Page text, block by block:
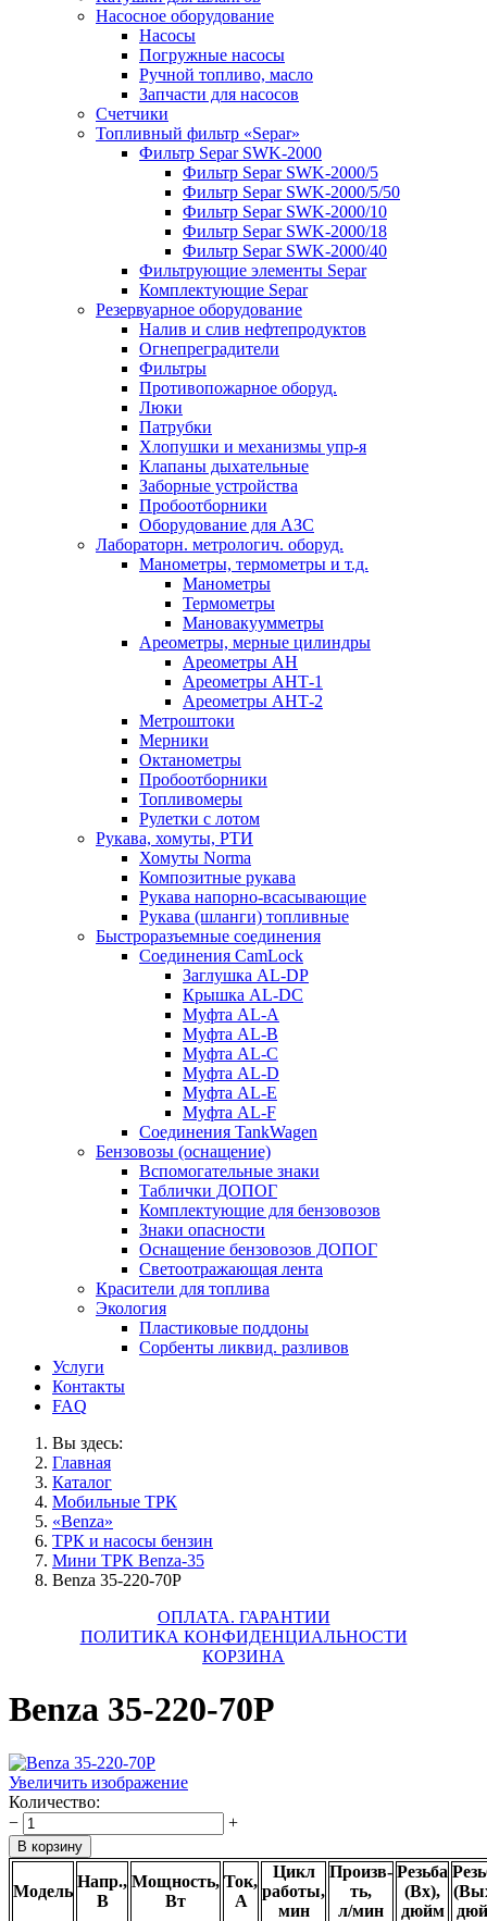
Насосное оборудование
Насосы
Погружные насосы
Ручной топливо, масло
Запчасти для насосов
Счетчики
Топливный фильтр «Separ»
Фильтр Separ SWK-2000
Фильтр Separ SWK-2000/5
Фильтр Separ SWK-2000/5/50
Фильтр Separ SWK-2000/10
Фильтр Separ SWK-2000/18
Фильтр Separ SWK-2000/40
Фильтрующие элементы Separ
Комплектующие Separ
Резервуарное оборудование
Налив и слив нефтепродуктов
Огнепреградители
Фильтры
Противопожарное оборуд.
Люки
Патрубки
Хлопушки и механизмы упр-я
Клапаны дыхательные
Заборные устройства
Пробоотборники
Оборудование для АЗС
Лабораторн. метрологич. оборуд.
Манометры, термометры и т.д.
Манометры
Термометры
Мановакуумметры
Ареометры, мерные цилиндры
Ареометры АН
Ареометры АНТ-1
Ареометры АНТ-2
Метроштоки
Мерники
Октанометры
Пробоотборники
Топливомеры
Рулетки с лотом
Рукава, хомуты, РТИ
Хомуты Norma
Композитные рукава
Рукава напорно-всасывающие
Рукава (шланги) топливные
Быстроразъемные соединения
Соединения CamLock
Заглушка AL-DP
Крышка AL-DC
Муфта AL-A
Муфта AL-B
Муфта AL-C
Муфта AL-D
Муфта AL-E
Муфта AL-F
Соединения TankWagen
Бензовозы (оснащение)
Вспомогательные знаки
Таблички ДОПОГ
Комплектующие для бензовозов
Знаки опасности
Оснащение бензовозов ДОПОГ
Светоотражающая лента
Красители для топлива
Экология
Пластиковые поддоны
Сорбенты ликвид. разливов
Услуги
Контакты
FAQ
Вы здесь:
Главная
Каталог
Мобильные ТРК
«Benza»
ТРК и насосы бензин
Мини ТРК Benza-35
Benza 35-220-70Р
ОПЛАТА. ГАРАНТИИ
ПОЛИТИКА КОНФИДЕНЦИАЛЬНОСТИ
КОРЗИНА
Benza 35-220-70Р
Увеличить изображение
Количество:
−
+
Модель
Напр.,
В
Мощность,
Вт
Ток,
А
Цикл
работы,
мин
Произв-
ть,
л/мин
Резьба
(Вх),
дюйм